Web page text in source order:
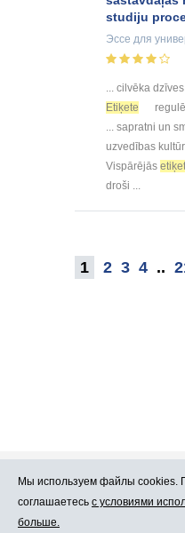
studiju
Эссе для
... cilvēka
Etiķete
... sapratni un
uzvedības
Vispārējās
droši ...
1 2 3 4 ..
Про Atlants.lv
Мы используем файлы cookies.
соглашаетесь с условиями
больше.